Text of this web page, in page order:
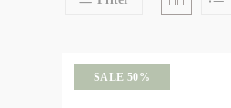
SALE 50%